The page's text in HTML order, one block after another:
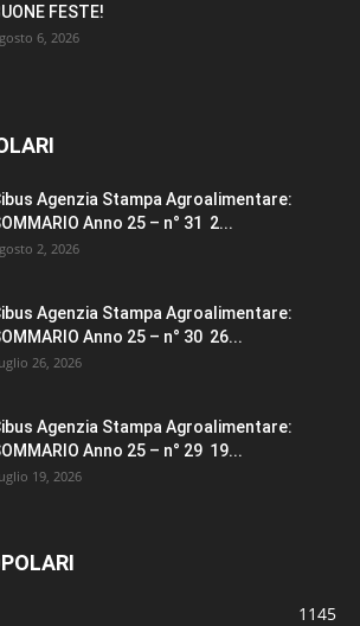
FESTE!
6, 2026
Agenzia Stampa Agroalimentare:
Anno 25 – n° 31 2...
2, 2026
Agenzia Stampa Agroalimentare:
Anno 25 – n° 30 26...
26, 2026
Agenzia Stampa Agroalimentare:
Anno 25 – n° 29 19...
19, 2026
1145